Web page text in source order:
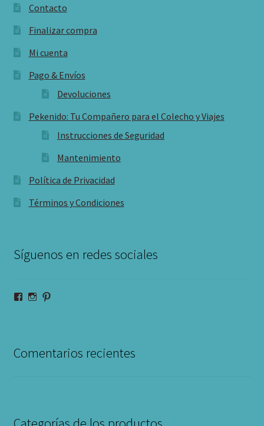
Contacto
Finalizar compra
Mi cuenta
Pago & Envíos
Devoluciones
Pekenido: Tu Compañero para el Colecho y Viajes
Instrucciones de Seguridad
Mantenimiento
Política de Privacidad
Términos y Condiciones
Síguenos en redes sociales
VerVerVer
Comentarios recientes